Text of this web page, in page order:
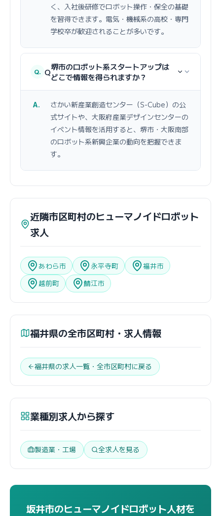
く、入社後研修でロボット操作・保全の基礎
を習得できます。電気・機械系の高校・専門
学校卒が歓迎されることが多いです。
Q堺市のロボット系スタートアップは
どこで情報を得られますか？
さかい新産業創造センター（S-Cube）の公
式サイトや、大阪府産業デザインセンターの
イベント情報を活用すると、堺市・大阪南部
のロボット系新興企業の動向を把握できま
す。
近隣市区町村のヒューマノイドロボット
求人
あわら市 永平寺町
福井市
越前町
鯖江市
福井県の全市区町村・求人情報
福井県の求人一覧・全市区町村に戻る
業種別求人から探す
製造業・工場 全求人を見る
坂井市のヒューマノイドロボット人材を